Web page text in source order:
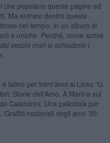
che popolano queste pagine ed
Ma entrare dentro queste
nel tempo, in un album di
e uniche. Perché, come scrive
vecchi muri si schiudono i
latino per trent’anni al Liceo “U.
Storie dell’Arno, A Marina sul
Calandrini, Una pallottola per
nazionali degli anni ’50.